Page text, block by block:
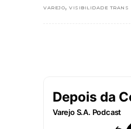
VAREJO, VISIBILIDADE TRANS